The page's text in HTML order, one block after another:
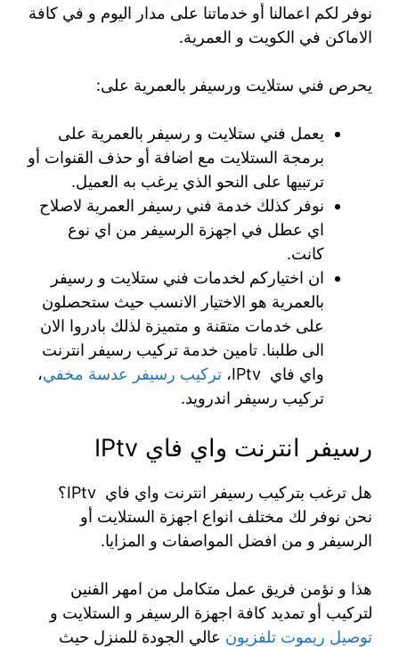
نوفر لكم اعمالنا أو خدماتنا على مدار اليوم و في كافة
الاماكن في الكويت و العمرية.
يحرص فني ستلايت ورسيفر بالعمرية على:
يعمل فني ستلايت و رسيفر بالعمرية على
برمجة الستلايت مع اضافة أو حذف القنوات أو
ترتبيها على النحو الذي يرغب به العميل.
نوفر كذلك خدمة فني رسيفر العمرية لاصلاح
اي عطل في اجهزة الرسيفر من اي نوع
كانت.
ان اختياركم لخدمات فني ستلايت و رسيفر
بالعمرية هو الاختيار الانسب حيث ستحصلون
على خدمات متقنة و متميزة لذلك بادروا الان
الى طلبنا. تامين خدمة تركيب رسيفر انترنت
واي فاي IPtv،
تركيب رسيفر عدسة مخفي،
تركيب رسيفر اندرويد.
رسيفر انترنت واي فاي IPtv
هل ترغب بتركيب رسيفر انترنت واي فاي IPtv؟
نحن نوفر لك مختلف انواع اجهزة الستلايت أو
الرسيفر و من افضل المواصفات و المزايا.
هذا و نؤمن فريق عمل متكامل من امهر الفنين
لتركيب أو تمديد كافة اجهزة الرسيفر و الستلايت و
توصيل ريموت تلفزيون عالي الجودة للمنزل حيث